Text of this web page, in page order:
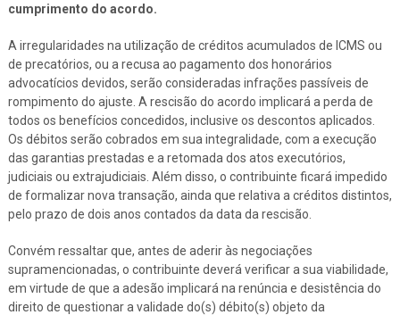
cumprimento do acordo.
A irregularidades na utilização de créditos acumulados de ICMS ou
de precatórios, ou a recusa ao pagamento dos honorários
advocatícios devidos, serão consideradas infrações passíveis de
rompimento do ajuste. A rescisão do acordo implicará a perda de
todos os benefícios concedidos, inclusive os descontos aplicados.
Os débitos serão cobrados em sua integralidade, com a execução
das garantias prestadas e a retomada dos atos executórios,
judiciais ou extrajudiciais. Além disso, o contribuinte ficará impedido
de formalizar nova transação, ainda que relativa a créditos distintos,
pelo prazo de dois anos contados da data da rescisão.
Convém ressaltar que, antes de aderir às negociações
supramencionadas, o contribuinte deverá verificar a sua viabilidade,
em virtude de que a adesão implicará na renúncia e desistência do
direito de questionar a validade do(s) débito(s) objeto da